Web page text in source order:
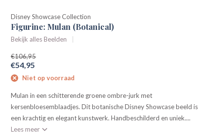
Disney Showcase Collection
Figurine: Mulan (Botanical)
Bekijk alles Beelden
€106,95
€54,95
Niet op voorraad
Mulan in een schitterende groene ombre-jurk met
kersenbloesemblaadjes. Dit botanische Disney Showcase beeld is
een krachtig en elegant kunstwerk. Handbeschilderd en uniek....
Lees meer